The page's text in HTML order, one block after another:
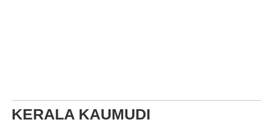
KERALA KAUMUDI